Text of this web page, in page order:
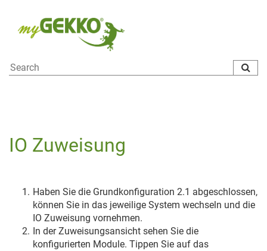
IO Zuweisung
Haben Sie die Grundkonfiguration 2.1 abgeschlossen,
können Sie in das jeweilige System wechseln und die
IO Zuweisung vornehmen.
In der Zuweisungsansicht sehen Sie die
konfigurierten Module. Tippen Sie auf das